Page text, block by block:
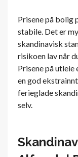
Prisene på bolig
stabile. Det er
skandinavisk
risikoen lav når
Prisene på utleie
en god
ferieglade
selv.